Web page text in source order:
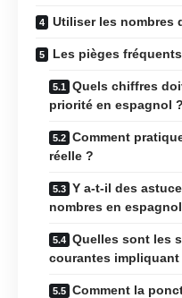
Utiliser les nombres
Les pièges
Quels chiffres
priorité en espagnol ?
Comment
réelle ?
Y a-t-il des
nombres en
Quelles sont les
courantes impliquant
Comment la